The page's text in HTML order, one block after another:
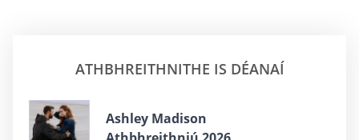
ATHBHREITHNITHE IS DÉANAÍ
Ashley Madison